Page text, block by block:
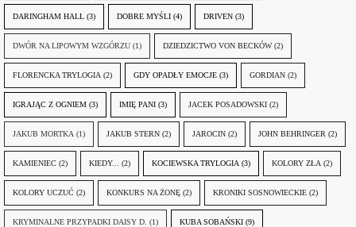
DARINGHAM HALL (3) DOBRE MYŚLI (4) DRIVEN (3)
DWÓR NA LIPOWYM WZGÓRZU (1) DZIEDZICTWO VON BECKÓW (2)
FLORENCKA TRYLOGIA (2) GDY OPADŁY EMOCJE (3) GORDIAN (2)
IGRAJĄC Z OGNIEM (3) IMIĘ PANI (3) JACEK POSADOWSKI (2)
JAKUB MORTKA (1) JAKUB STERN (2) JAROCIN (2) JOHN BEHRINGER (2)
KAMIENIEC (2) KIEDY... (2) KOCIEWSKA TRYLOGIA (3) KOLORY ZŁA (2)
KOLORY UCZUĆ (2) KONKURS NA ŻONĘ (2) KRONIKI SOSNOWIECKIE (2)
KRYMINALNE PRZYPADKI DAISY D. (1) KUBA SOBAŃSKI (9)